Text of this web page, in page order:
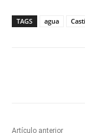
TAGS agua
Artículo anterior